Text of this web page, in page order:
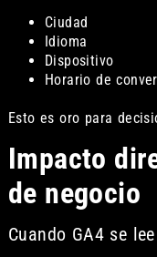
Ciudad
Idioma
Dispositivo
Horario de
Esto es oro para
Impacto
de negocio
Cuando GA4 se